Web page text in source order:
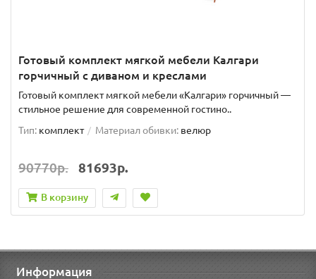
Готовый комплект мягкой мебели Калгари
горчичный с диваном и креслами
Готовый комплект мягкой мебели «Калгари» горчичный —
стильное решение для современной гостино..
Тип: комплект Материал обивки: велюр
90770р. 81693р.
В корзину
Информация